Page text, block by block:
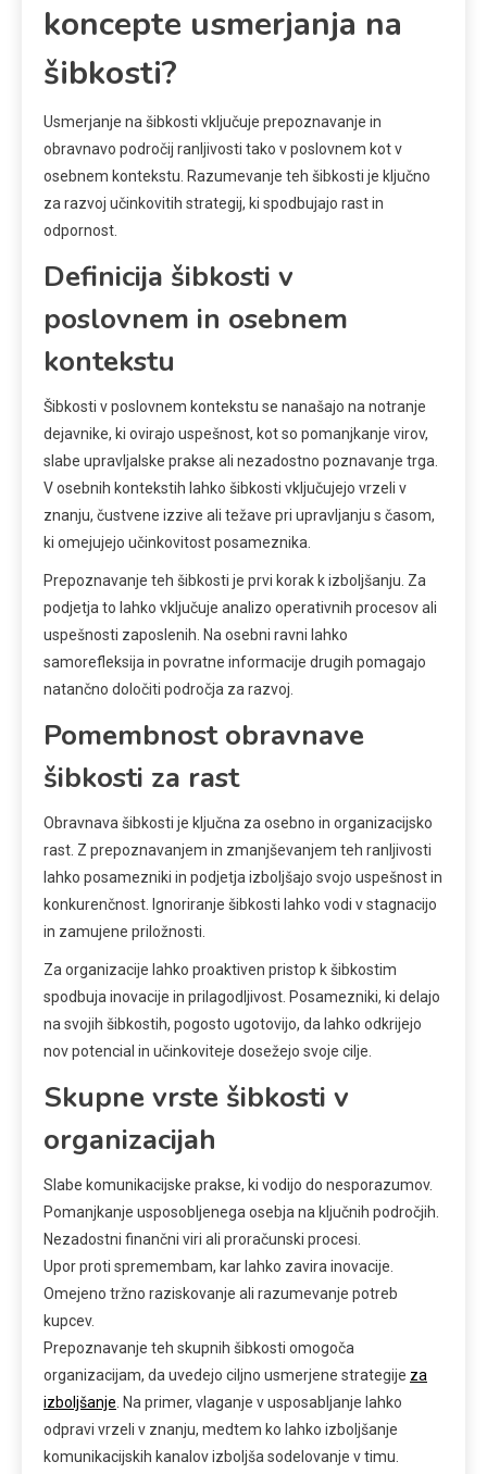
koncepte usmerjanja na
šibkosti?
Usmerjanje na šibkosti vključuje prepoznavanje in
obravnavo področij ranljivosti tako v poslovnem kot v
osebnem kontekstu. Razumevanje teh šibkosti je ključno
za razvoj učinkovitih strategij, ki spodbujajo rast in
odpornost.
Definicija šibkosti v
poslovnem in osebnem
kontekstu
Šibkosti v poslovnem kontekstu se nanašajo na notranje
dejavnike, ki ovirajo uspešnost, kot so pomanjkanje virov,
slabe upravljalske prakse ali nezadostno poznavanje trga.
V osebnih kontekstih lahko šibkosti vključujejo vrzeli v
znanju, čustvene izzive ali težave pri upravljanju s časom,
ki omejujejo učinkovitost posameznika.
Prepoznavanje teh šibkosti je prvi korak k izboljšanju. Za
podjetja to lahko vključuje analizo operativnih procesov ali
uspešnosti zaposlenih. Na osebni ravni lahko
samorefleksija in povratne informacije drugih pomagajo
natančno določiti področja za razvoj.
Pomembnost obravnave
šibkosti za rast
Obravnava šibkosti je ključna za osebno in organizacijsko
rast. Z prepoznavanjem in zmanjševanjem teh ranljivosti
lahko posamezniki in podjetja izboljšajo svojo uspešnost in
konkurenčnost. Ignoriranje šibkosti lahko vodi v stagnacijo
in zamujene priložnosti.
Za organizacije lahko proaktiven pristop k šibkostim
spodbuja inovacije in prilagodljivost. Posamezniki, ki delajo
na svojih šibkostih, pogosto ugotovijo, da lahko odkrijejo
nov potencial in učinkoviteje dosežejo svoje cilje.
Skupne vrste šibkosti v
organizacijah
Slabe komunikacijske prakse, ki vodijo do nesporazumov.
Pomanjkanje usposobljenega osebja na ključnih področjih.
Nezadostni finančni viri ali proračunski procesi.
Upor proti spremembam, kar lahko zavira inovacije.
Omejeno tržno raziskovanje ali razumevanje potreb
kupcev.
Prepoznavanje teh skupnih šibkosti omogoča
organizacijam, da uvedejo ciljno usmerjene strategije za
izboljšanje . Na primer, vlaganje v usposabljanje lahko
odpravi vrzeli v znanju, medtem ko lahko izboljšanje
komunikacijskih kanalov izboljša sodelovanje v timu.